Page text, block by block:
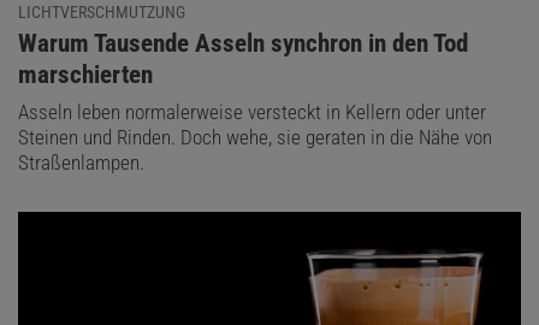
LICHTVERSCHMUTZUNG
:
Warum Tausende Asseln synchron in den Tod
marschierten
Asseln leben normalerweise versteckt in Kellern oder unter
Steinen und Rinden. Doch wehe, sie geraten in die Nähe von
Straßenlampen.